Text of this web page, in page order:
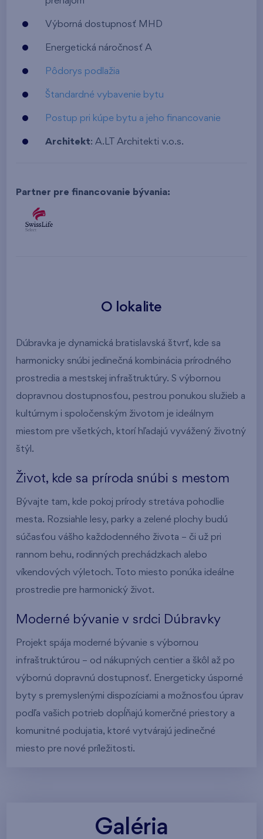
Výborná dostupnosť MHD
Energetická náročnosť A
Pôdorys podlažia
Štandardné vybavenie bytu
Postup pri kúpe bytu a jeho financovanie
Architekt: A.LT Architekti v.o.s.
Partner pre financovanie bývania:
O lokalite
Dúbravka je dynamická bratislavská štvrť, kde sa
harmonicky snúbi jedinečná kombinácia prírodného
prostredia a mestskej infraštruktúry. S výbornou
dopravnou dostupnosťou, pestrou ponukou služieb a
kultúrnym i spoločenským životom je ideálnym
miestom pre všetkých, ktorí hľadajú vyvážený životný
štýl.
Život, kde sa príroda snúbi s mestom
Bývajte tam, kde pokoj prírody stretáva pohodlie
mesta. Rozsiahle lesy, parky a zelené plochy budú
súčasťou vášho každodenného života – či už pri
rannom behu, rodinných prechádzkach alebo
víkendových výletoch. Toto miesto ponúka ideálne
prostredie pre harmonický život.
Moderné bývanie v srdci Dúbravky
Projekt spája moderné bývanie s výbornou
infraštruktúrou – od nákupných centier a škôl až po
výbornú dopravnú dostupnosť. Energeticky úsporné
byty s premyslenými dispozíciami a možnosťou úprav
podľa vašich potrieb dopĺňajú komerčné priestory a
komunitné podujatia, ktoré vytvárajú jedinečné
miesto pre nové príležitosti.
Galéria